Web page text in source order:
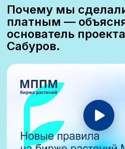
Почему мы
платным —
основатель
Сабуров.